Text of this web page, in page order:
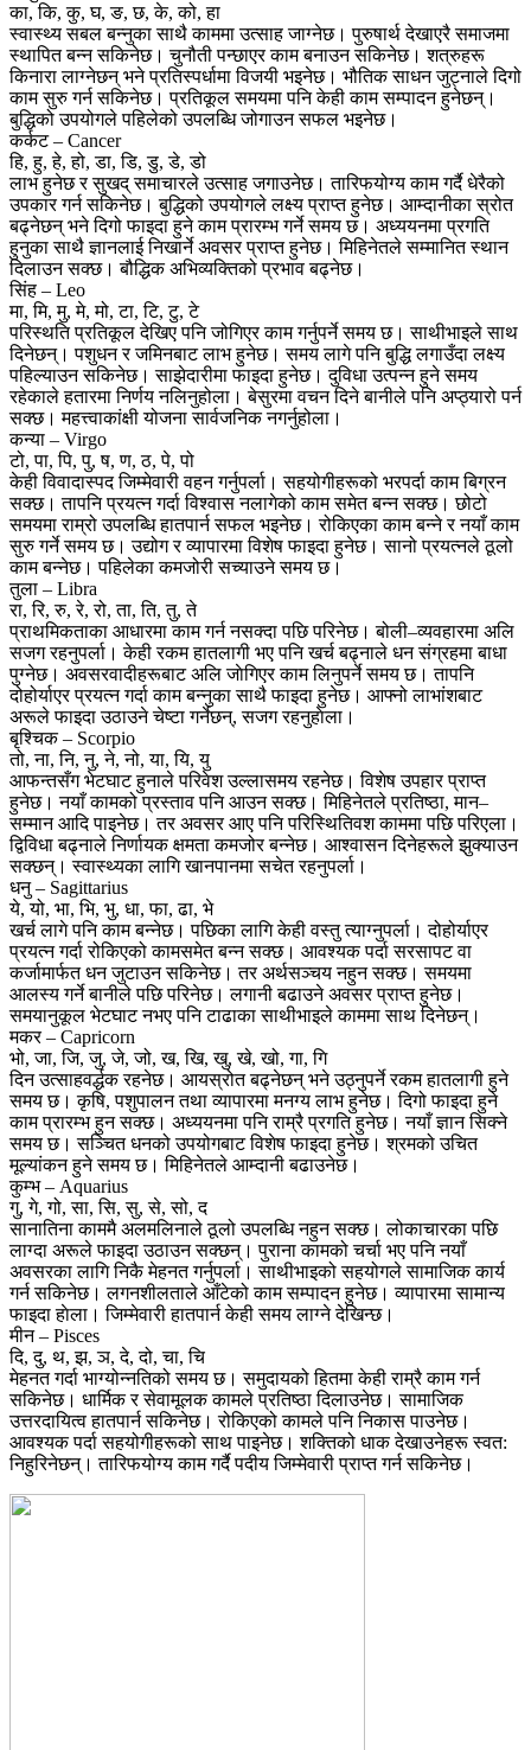
का, कि, कु, घ, ङ, छ, के, को, हा
स्वास्थ्य सबल बन्नुका साथै काममा उत्साह जाग्नेछ। पुरुषार्थ देखाएरै समाजमा
स्थापित बन्न सकिनेछ। चुनौती पन्छाएर काम बनाउन सकिनेछ। शत्रुहरू
किनारा लाग्नेछन् भने प्रतिस्पर्धामा विजयी भइनेछ। भौतिक साधन जुट्नाले दिगो
काम सुरु गर्न सकिनेछ। प्रतिकूल समयमा पनि केही काम सम्पादन हुनेछन्।
बुद्धिको उपयोगले पहिलेको उपलब्धि जोगाउन सफल भइनेछ।
कर्कट – Cancer
हि, हु, हे, हो, डा, डि, डु, डे, डो
लाभ हुनेछ र सुखद् समाचारले उत्साह जगाउनेछ। तारिफयोग्य काम गर्दै धेरैको
उपकार गर्न सकिनेछ। बुद्धिको उपयोगले लक्ष्य प्राप्त हुनेछ। आम्दानीका स्रोत
बढ्नेछन् भने दिगो फाइदा हुने काम प्रारम्भ गर्ने समय छ। अध्ययनमा प्रगति
हुनुका साथै ज्ञानलाई निखार्ने अवसर प्राप्त हुनेछ। मिहिनेतले सम्मानित स्थान
दिलाउन सक्छ। बौद्धिक अभिव्यक्तिको प्रभाव बढ्नेछ।
सिंह – Leo
मा, मि, मु, मे, मो, टा, टि, टु, टे
परिस्थति प्रतिकूल देखिए पनि जोगिएर काम गर्नुपर्ने समय छ। साथीभाइले साथ
दिनेछन्। पशुधन र जमिनबाट लाभ हुनेछ। समय लागे पनि बुद्धि लगाउँदा लक्ष्य
पहिल्याउन सकिनेछ। साझेदारीमा फाइदा हुनेछ। दुविधा उत्पन्न हुने समय
रहेकाले हतारमा निर्णय नलिनुहोला। बेसुरमा वचन दिने बानीले पनि अप्ठ्यारो पर्न
सक्छ। महत्त्वाकांक्षी योजना सार्वजनिक नगर्नुहोला।
कन्या – Virgo
टो, पा, पि, पु, ष, ण, ठ, पे, पो
केही विवादास्पद जिम्मेवारी वहन गर्नुपर्ला। सहयोगीहरूको भरपर्दा काम बिग्रन
सक्छ। तापनि प्रयत्न गर्दा विश्वास नलागेको काम समेत बन्न सक्छ। छोटो
समयमा राम्रो उपलब्धि हातपार्न सफल भइनेछ। रोकिएका काम बन्ने र नयाँ काम
सुरु गर्ने समय छ। उद्योग र व्यापारमा विशेष फाइदा हुनेछ। सानो प्रयत्नले ठूलो
काम बन्नेछ। पहिलेका कमजोरी सच्याउने समय छ।
तुला – Libra
रा, रि, रु, रे, रो, ता, ति, तु, ते
प्राथमिकताका आधारमा काम गर्न नसक्दा पछि परिनेछ। बोली–व्यवहारमा अलि
सजग रहनुपर्ला। केही रकम हातलागी भए पनि खर्च बढ्नाले धन संग्रहमा बाधा
पुग्नेछ। अवसरवादीहरूबाट अलि जाेगिएर काम लिनुपर्ने समय छ। तापनि
दोहोर्याएर प्रयत्न गर्दा काम बन्नुका साथै फाइदा हुनेछ। आफ्नो लाभांशबाट
अरूले फाइदा उठाउने चेष्टा गर्नेछन्, सजग रहनुहाेला।
बृश्चिक – Scorpio
तो, ना, नि, नु, ने, नो, या, यि, यु
आफन्तसँग भेटघाट हुनाले परिवेश उल्लासमय रहनेछ। विशेष उपहार प्राप्त
हुनेछ। नयाँ कामको प्रस्ताव पनि आउन सक्छ। मिहिनेतले प्रतिष्ठा, मान–
सम्मान आदि पाइनेछ। तर अवसर आए पनि परिस्थितिवश काममा पछि परिएला।
द्विविधा बढ्नाले निर्णायक क्षमता कमजोर बन्नेछ। आश्वासन दिनेहरूले झुक्याउन
सक्छन्। स्वास्थ्यका लागि खानपानमा सचेत रहनुपर्ला।
धनु – Sagittarius
ये, यो, भा, भि, भु, धा, फा, ढा, भे
खर्च लागे पनि काम बन्नेछ। पछिका लागि केही वस्तु त्याग्नुपर्ला। दोहोर्याएर
प्रयत्न गर्दा रोकिएको कामसमेत बन्न सक्छ। आवश्यक पर्दा सरसापट वा
कर्जामार्फत धन जुटाउन सकिनेछ। तर अर्थसञ्चय नहुन सक्छ। समयमा
आलस्य गर्ने बानीले पछि परिनेछ। लगानी बढाउने अवसर प्राप्त हुनेछ।
समयानुकूल भेटघाट नभए पनि टाढाका साथीभाइले काममा साथ दिनेछन्।
मकर – Capricorn
भो, जा, जि, जु, जे, जो, ख, खि, खु, खे, खो, गा, गि
दिन उत्साहवर्द्धक रहनेछ। आयस्रोत बढ्नेछन् भने उठ्नुपर्ने रकम हातलागी हुने
समय छ। कृषि, पशुपालन तथा व्यापारमा मनग्य लाभ हुनेछ। दिगो फाइदा हुने
काम प्रारम्भ हुन सक्छ। अध्ययनमा पनि राम्रै प्रगति हुनेछ। नयाँ ज्ञान सिक्ने
समय छ। सञ्चित धनको उपयोगबाट विशेष फाइदा हुनेछ। श्रमको उचित
मूल्यांकन हुने समय छ। मिहिनेतले आम्दानी बढाउनेछ।
कुम्भ – Aquarius
गु, गे, गो, सा, सि, सु, से, सो, द
सानातिना काममै अलमलिनाले ठूलो उपलब्धि नहुन सक्छ। लोकाचारका पछि
लाग्दा अरूले फाइदा उठाउन सक्छन्। पुराना कामको चर्चा भए पनि नयाँ
अवसरका लागि निकै मेहनत गर्नुपर्ला। साथीभाइको सहयोगले सामाजिक कार्य
गर्न सकिनेछ। लगनशीलताले आँटेको काम सम्पादन हुनेछ। व्यापारमा सामान्य
फाइदा हाेला। जिम्मेवारी हातपार्न केही समय लाग्ने देखिन्छ।
मीन – Pisces
दि, दु, थ, झ, ञ, दे, दो, चा, चि
मेहनत गर्दा भाग्योन्नतिको समय छ। समुदायको हितमा केही राम्रै काम गर्न
सकिनेछ। धार्मिक र सेवामूलक कामले प्रतिष्ठा दिलाउनेछ। सामाजिक
उत्तरदायित्व हातपार्न सकिनेछ। रोकिएको कामले पनि निकास पाउनेछ।
आवश्यक पर्दा सहयोगीहरूको साथ पाइनेछ। शक्तिको धाक देखाउनेहरू स्वत:
निहुरिनेछन्। तारिफयोग्य काम गर्दै पदीय जिम्मेवारी प्राप्त गर्न सकिनेछ।